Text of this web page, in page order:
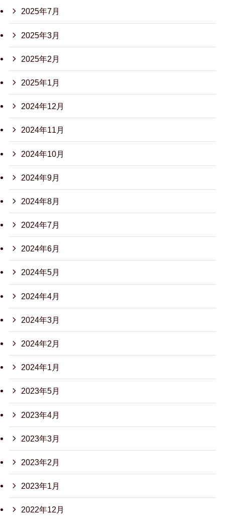
2025年7月
2025年3月
2025年2月
2025年1月
2024年12月
2024年11月
2024年10月
2024年9月
2024年8月
2024年7月
2024年6月
2024年5月
2024年4月
2024年3月
2024年2月
2024年1月
2023年5月
2023年4月
2023年3月
2023年2月
2023年1月
2022年12月